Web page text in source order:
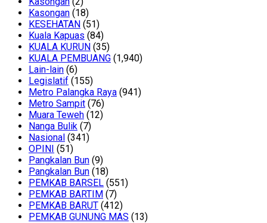
Kasongan (18)
KESEHATAN (51)
Kuala Kapuas (84)
KUALA KURUN (35)
KUALA PEMBUANG (1,940)
Lain-lain (6)
Legislatif (155)
Metro Palangka Raya (941)
Metro Sampit (76)
Muara Teweh (12)
Nanga Bulik (7)
Nasional (341)
OPINI (51)
Pangkalan Bun (9)
Pangkalan Bun (18)
PEMKAB BARSEL (551)
PEMKAB BARTIM (7)
PEMKAB BARUT (412)
PEMKAB GUNUNG MAS (13)